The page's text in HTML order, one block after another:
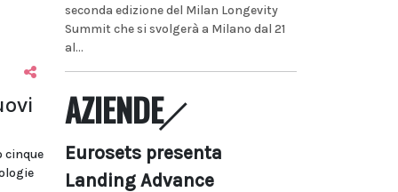
cinque
seconda edizione del Milan Longevity
Summit che si svolgerà a Milano dal 21
al...
AZIENDE
Eurosets presenta
Landing Advance